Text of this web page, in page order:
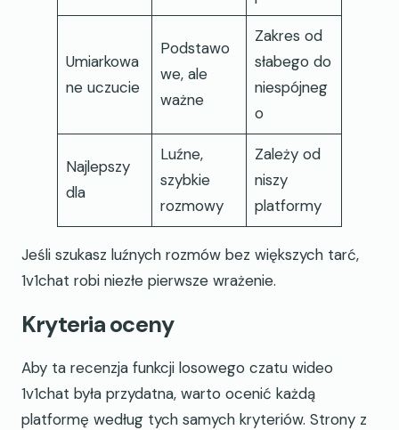
Umiarkowa
ne uczucie
Podstawo
we, ale
ważne
Zakres od
słabego do
niespójneg
o
Najlepszy
dla
Luźne,
szybkie
rozmowy
Zależy od
niszy
platformy
Jeśli szukasz luźnych rozmów bez większych tarć,
1v1chat robi niezłe pierwsze wrażenie.
Kryteria oceny
Aby ta recenzja funkcji losowego czatu wideo
1v1chat była przydatna, warto ocenić każdą
platformę według tych samych kryteriów. Strony z